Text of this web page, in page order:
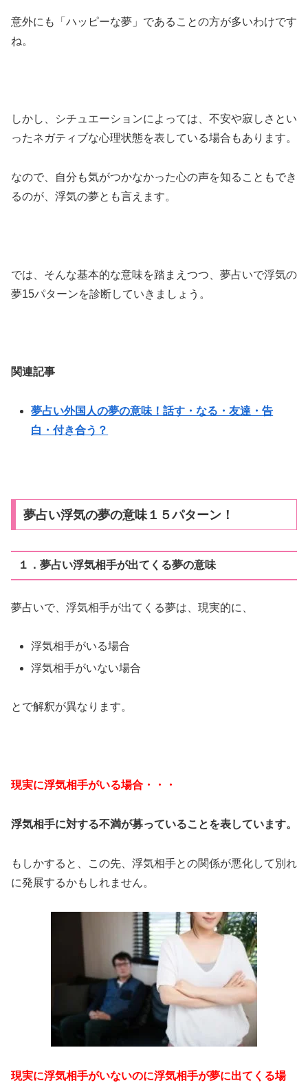
意外にも「ハッピーな夢」であることの方が多いわけです
ね。
しかし、シチュエーションによっては、不安や寂しさとい
ったネガティブな心理状態を表している場合もあります。
なので、自分も気がつかなかった心の声を知ることもでき
るのが、浮気の夢とも言えます。
では、そんな基本的な意味を踏まえつつ、夢占いで浮気の
夢15パターンを診断していきましょう。
関連記事
夢占い外国人の夢の意味！話す・なる・友達・告
白・付き合う？
夢占い浮気の夢の意味１５パターン！
１．夢占い浮気相手が出てくる夢の意味
夢占いで、浮気相手が出てくる夢は、現実的に、
浮気相手がいる場合
浮気相手がいない場合
とで解釈が異なります。
現実に浮気相手がいる場合・・・
浮気相手に対する不満が募っていることを表しています。
もしかすると、この先、浮気相手との関係が悪化して別れ
に発展するかもしれません。
現実に浮気相手がいないのに浮気相手が夢に出てくる場